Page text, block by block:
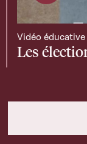
Les
Vidéo